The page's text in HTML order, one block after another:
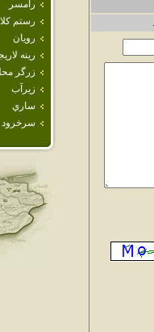
رامسر
رستم كلا
رويان
رينه
زرگر
زيرآب
ساري
سرخرود